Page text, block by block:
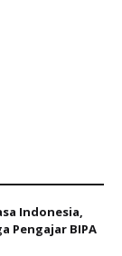
Indonesia,
Pengajar BIPA